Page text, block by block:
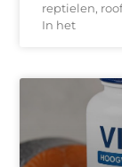
reptielen,
In het